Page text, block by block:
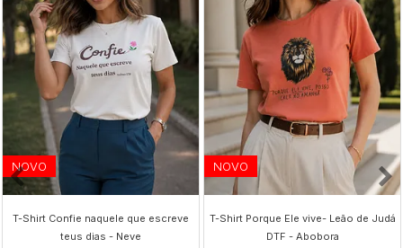
NOVO
T-Shirt Confie naquele que escreve
teus dias - Neve
NOVO
T-Shirt Porque Ele vive- Leão de Judá
DTF - Abobora